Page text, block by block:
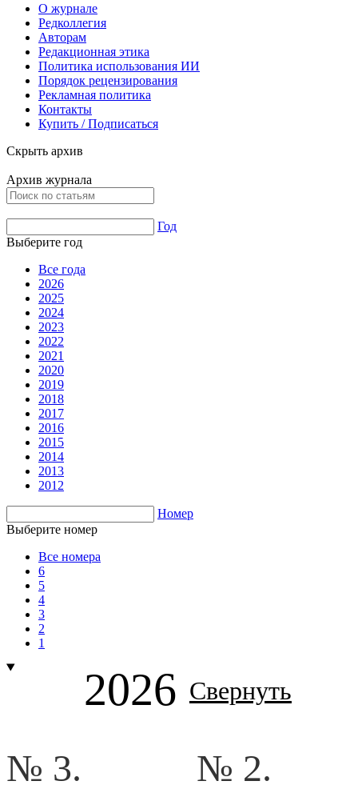
О журнале
Редколлегия
Авторам
Редакционная этика
Политика использования ИИ
Порядок рецензирования
Рекламная политика
Контакты
Купить / Подписаться
Скрыть архив
Архив журнала
Год
Выберите год
Все года
2026
2025
2024
2023
2022
2021
2020
2019
2018
2017
2016
2015
2014
2013
2012
Номер
Выберите номер
Все номера
6
5
4
3
2
1
2026 Свернуть
№ 3.
№ 2.